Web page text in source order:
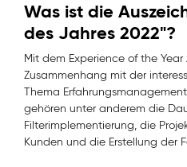
Was ist die
des Jahres 2022"?
Mit dem Experience of the
Zusammenhang mit der
Thema
gehören unter anderem die
Filterimplementierung, die
Kunden und die Erstellung der